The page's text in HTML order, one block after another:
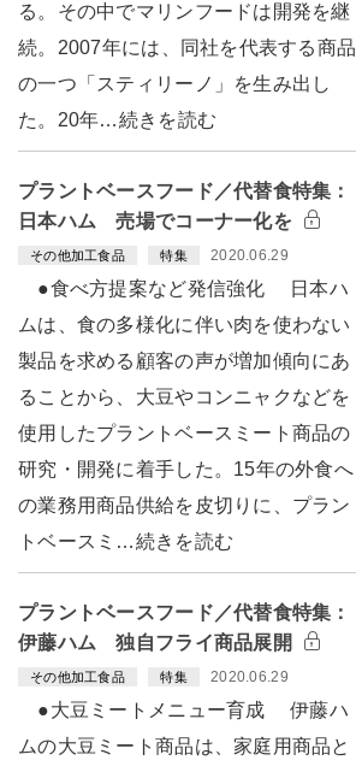
る。その中でマリンフードは開発を継
続。2007年には、同社を代表する商品
の一つ「スティリーノ」を生み出し
た。20年…続きを読む
プラントベースフード／代替食特集：
日本ハム 売場でコーナー化を
その他加工食品 特集 2020.06.29
●食べ方提案など発信強化 日本ハ
ムは、食の多様化に伴い肉を使わない
製品を求める顧客の声が増加傾向にあ
ることから、大豆やコンニャクなどを
使用したプラントベースミート商品の
研究・開発に着手した。15年の外食へ
の業務用商品供給を皮切りに、プラン
トベースミ…続きを読む
プラントベースフード／代替食特集：
伊藤ハム 独自フライ商品展開
その他加工食品 特集 2020.06.29
●大豆ミートメニュー育成 伊藤ハ
ムの大豆ミート商品は、家庭用商品と